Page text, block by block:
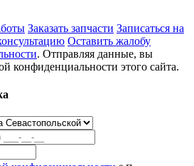
Заказать запчасти Записаться на
Оставить жалобу
. Отправляя данные, вы
конфиденциальности этого сайта.